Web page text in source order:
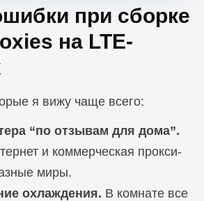
при сборке
на LTE-
я вижу чаще всего:
“по отзывам для дома”.
и коммерческая прокси-
миры.
охлаждения. В комнате все
В БЛОГ
В БЛОГ